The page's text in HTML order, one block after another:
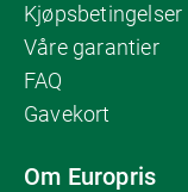
Kjøpsbetingelser
Våre garantier
FAQ
Gavekort
Om Europris